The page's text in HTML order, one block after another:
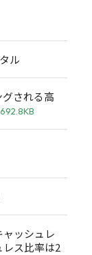
ル
される高
692.8KB
ャッシュレ
ス比率は2